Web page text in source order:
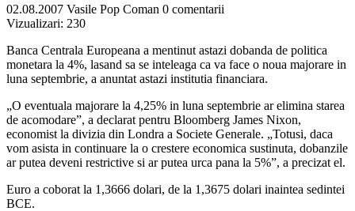
02.08.2007 Vasile Pop Coman 0 comentarii
Vizualizari: 230
Banca Centrala Europeana a mentinut astazi dobanda de politica
monetara la 4%, lasand sa se inteleaga ca va face o noua majorare in
luna septembrie, a anuntat astazi institutia financiara.
„O eventuala majorare la 4,25% in luna septembrie ar elimina starea
de acomodare”, a declarat pentru Bloomberg James Nixon,
economist la divizia din Londra a Societe Generale. „Totusi, daca
vom asista in continuare la o crestere economica sustinuta, dobanzile
ar putea deveni restrictive si ar putea urca pana la 5%”, a precizat el.
Euro a coborat la 1,3666 dolari, de la 1,3675 dolari inaintea sedintei
BCE.